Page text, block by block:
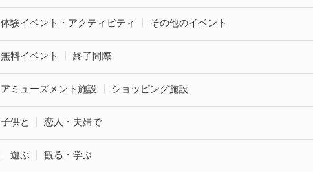
体験イベント・アクティビティ その他のイベント
無料イベント 終了間際
アミューズメント施設 ショッピング施設
子供と 恋人・夫婦で
遊ぶ 観る・学ぶ